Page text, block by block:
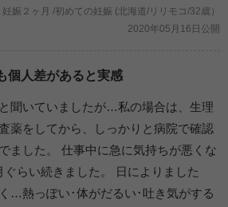
妊娠２ヶ月 /初めての妊娠 (北海道/リリモコ/32歳）
2020年05月16日公開
個人差があると実感
聞いていましたが…私の場合は、生理
薬をしてから、しっかりと病院で確認
ました。 仕事中に急に気持ちが悪くな
ぐらい続きました。 日によりました
…熱っぽい･体がだるい･吐き気がする